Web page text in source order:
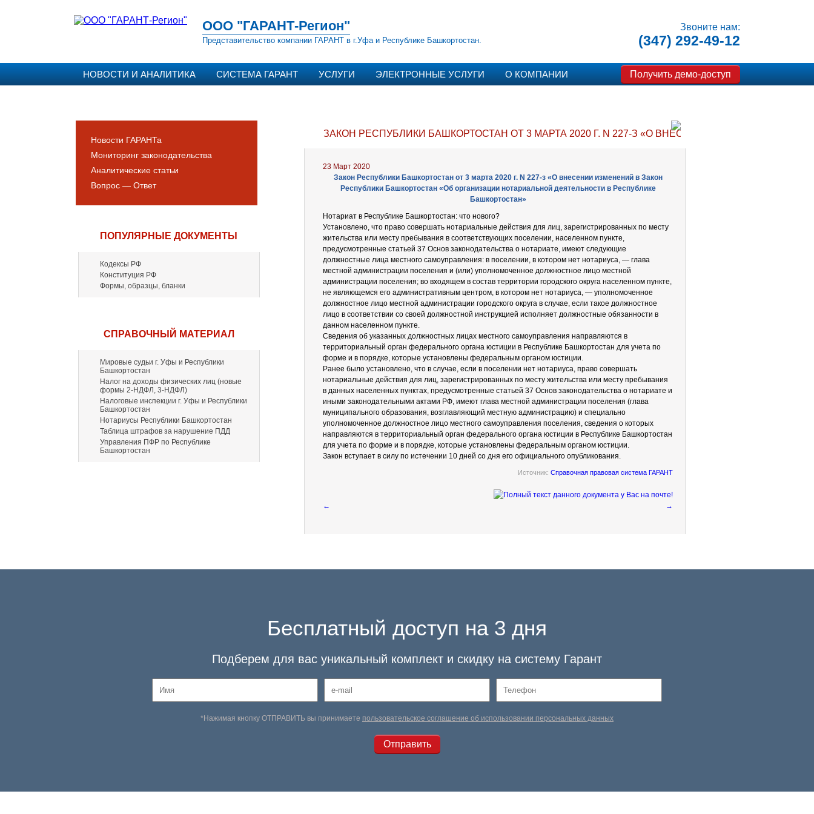
ООО "ГАРАНТ-Регион"
Представительство компании ГАРАНТ в г.Уфа и Республике Башкортостан.
Звоните нам:
(347) 292-49-12
НОВОСТИ И АНАЛИТИКА СИСТЕМА ГАРАНТ УСЛУГИ ЭЛЕКТРОННЫЕ УСЛУГИ О КОМПАНИИ Получить демо-доступ
Новости ГАРАНТа
Мониторинг законодательства
Аналитические статьи
Вопрос — Ответ
ПОПУЛЯРНЫЕ ДОКУМЕНТЫ
Кодексы РФ
Конституция РФ
Формы, образцы, бланки
СПРАВОЧНЫЙ МАТЕРИАЛ
Мировые судьи г. Уфы и Республики
Башкортостан
Налог на доходы физических лиц (новые
формы 2-НДФЛ, 3-НДФЛ)
Налоговые инспекции г. Уфы и Республики
Башкортостан
Нотариусы Республики Башкортостан
Таблица штрафов за нарушение ПДД
Управления ПФР по Республике
Башкортостан
ЗАКОН РЕСПУБЛИКИ БАШКОРТОСТАН ОТ 3 МАРТА 2020 Г. N 227-З «О ВНЕСЕНИИ ИЗМЕНЕНИЙ В
23 Март 2020
Закон Республики Башкортостан от 3 марта 2020 г. N 227-з «О внесении изменений в Закон
Республики Башкортостан «Об организации нотариальной деятельности в Республике
Башкортостан»
Нотариат в Республике Башкортостан: что нового?
Установлено, что право совершать нотариальные действия для лиц, зарегистрированных по месту
жительства или месту пребывания в соответствующих поселении, населенном пункте,
предусмотренные статьей 37 Основ законодательства о нотариате, имеют следующие
должностные лица местного самоуправления: в поселении, в котором нет нотариуса, — глава
местной администрации поселения и (или) уполномоченное должностное лицо местной
администрации поселения; во входящем в состав территории городского округа населенном пункте,
не являющемся его административным центром, в котором нет нотариуса, — уполномоченное
должностное лицо местной администрации городского округа в случае, если такое должностное
лицо в соответствии со своей должностной инструкцией исполняет должностные обязанности в
данном населенном пункте.
Сведения об указанных должностных лицах местного самоуправления направляются в
территориальный орган федерального органа юстиции в Республике Башкортостан для учета по
форме и в порядке, которые установлены федеральным органом юстиции.
Ранее было установлено, что в случае, если в поселении нет нотариуса, право совершать
нотариальные действия для лиц, зарегистрированных по месту жительства или месту пребывания
в данных населенных пунктах, предусмотренные статьей 37 Основ законодательства о нотариате и
иными законодательными актами РФ, имеют глава местной администрации поселения (глава
муниципального образования, возглавляющий местную администрацию) и специально
уполномоченное должностное лицо местного самоуправления поселения, сведения о которых
направляются в территориальный орган федерального органа юстиции в Республике Башкортостан
для учета по форме и в порядке, которые установлены федеральным органом юстиции.
Закон вступает в силу по истечении 10 дней со дня его официального опубликования.
Источник: Справочная правовая система ГАРАНТ
← →
Бесплатный доступ на 3 дня
Подберем для вас уникальный комплект и скидку на систему Гарант
*Нажимая кнопку ОТПРАВИТЬ вы принимаете пользовательское соглашение об использовании персональных данных